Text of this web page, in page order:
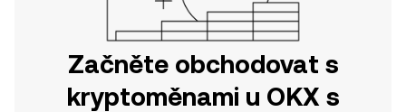
Začněte obchodovat s
kryptoměnami u OKX s